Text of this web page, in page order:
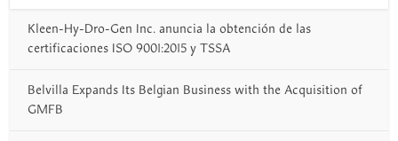
Kleen-Hy-Dro-Gen Inc. anuncia la obtención de las
certificaciones ISO 9001:2015 y TSSA
Belvilla Expands Its Belgian Business with the Acquisition of
GMFB